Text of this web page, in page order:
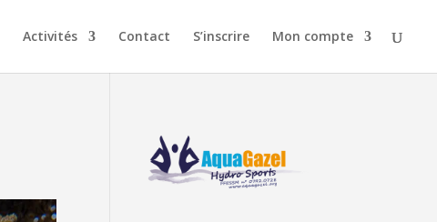
Activités Contact S’inscrire Mon compte